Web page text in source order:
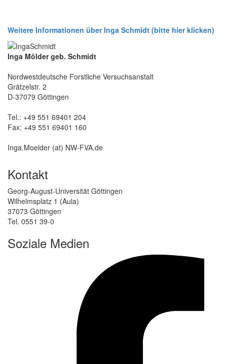
Weitere Informationen über Inga Schmidt (bitte hier klicken)
Inga Mölder geb. Schmidt
Nordwestdeutsche Forstliche Versuchsanstalt
Grätzelstr. 2
D-37079 Göttingen
Tel.: +49 551 69401 204
Fax: +49 551 69401 160
Inga.Moelder (at) NW-FVA.de
Kontakt
Georg-August-Universität Göttingen
Wilhelmsplatz 1 (Aula)
37073 Göttingen
Tel. 0551 39-0
Soziale Medien